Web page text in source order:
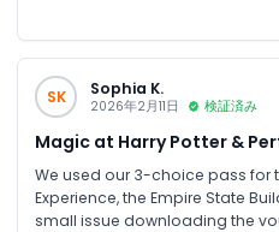
SK Sophia K.
2026年2月11日 検証済み
Magic at Harry Potter &
We used our 3-choice pass for
Experience, the Empire State
small issue downloading the